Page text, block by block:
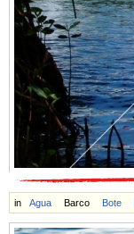
in Agua Barco Bote